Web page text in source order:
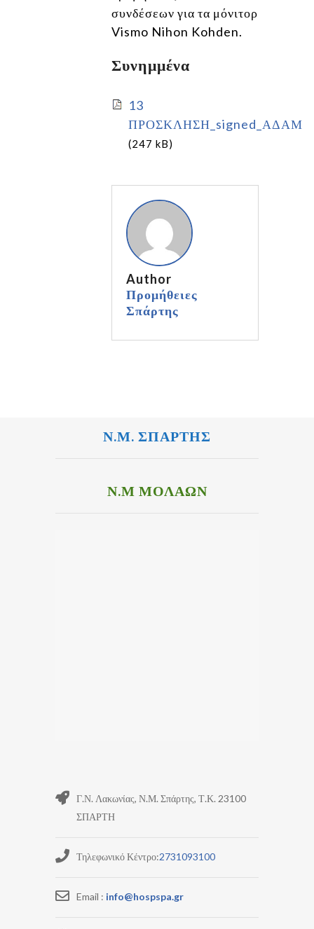
συνδέσεων για τα μόνιτορ
Vismo Nihon Kohden.
Συνημμένα
13
ΠΡΟΣΚΛΗΣΗ_signed_ΑΔΑΜ
(247 kB)
Author
Προμήθειες
Σπάρτης
Ν.Μ. ΣΠΑΡΤΗΣ
Ν.Μ ΜΟΛΑΩΝ
Γ.Ν. Λακωνίας, Ν.Μ. Σπάρτης, Τ.Κ. 23100
ΣΠΑΡΤΗ
Τηλεφωνικό Κέντρο:2731093100
Email : info@hospspa.gr